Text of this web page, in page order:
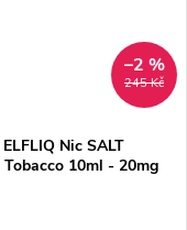
245 Kč
–2 %
Nic SALT
Tobacco 10ml - 20mg